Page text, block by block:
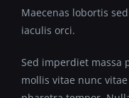
Maecenas lobortis
iaculis orci.
Sed imperdiet massa
mollis vitae nunc